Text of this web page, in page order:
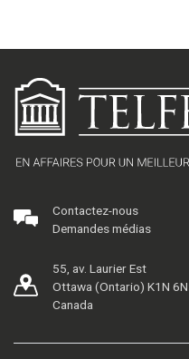
Contactez-nous
Demandes médias
55, av. Laurier Est
Ottawa (Ontario) K1N
Canada